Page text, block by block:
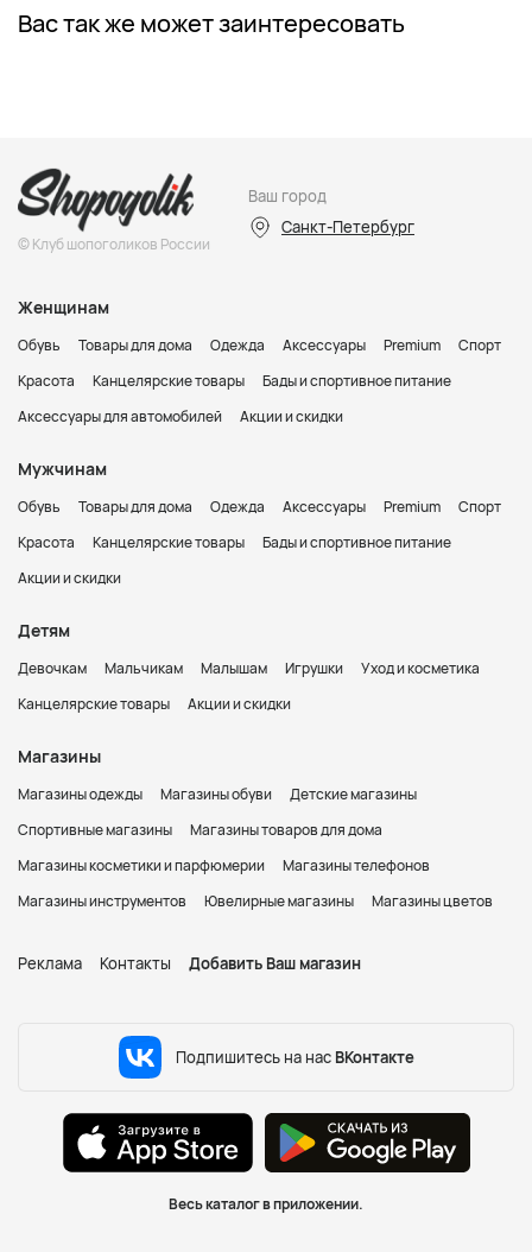
Вас так же может заинтересовать
© Клуб шопоголиков России
Ваш город
Санкт-Петербург
Женщинам
Обувь Товары для дома Одежда Аксессуары Premium
Спорт
Красота
Канцелярские товары
Бады и спортивное питание
Аксессуары для автомобилей
Акции и скидки
Мужчинам
Обувь Товары для дома Одежда Аксессуары Premium
Спорт
Красота
Канцелярские товары
Бады и спортивное питание
Акции и скидки
Детям
Девочкам Мальчикам Малышам Игрушки
Уход и косметика
Канцелярские товары
Акции и скидки
Магазины
Магазины одежды Магазины обуви
Детские магазины
Спортивные магазины
Магазины товаров для дома
Магазины косметики и парфюмерии
Магазины телефонов
Магазины инструментов
Ювелирные магазины Магазины цветов
Реклама Контакты Добавить Ваш магазин
Подпишитесь на нас ВКонтакте
Весь каталог в приложении.